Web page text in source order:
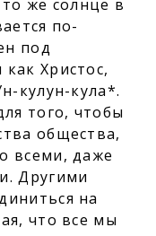
же солнце в
по-
под
Христос,
кулун-кула*.
того, чтобы
общества,
всеми, даже
Другими
на
что все мы